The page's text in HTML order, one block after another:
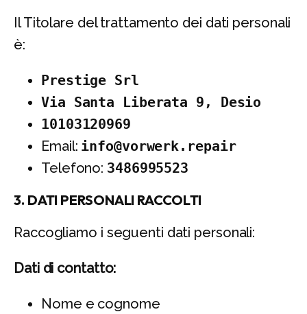
Il Titolare del trattamento dei dati personali
è:
Prestige Srl
Via Santa Liberata 9, Desio
10103120969
Email: info@vorwerk.repair
Telefono: 3486995523
3. DATI PERSONALI RACCOLTI
Raccogliamo i seguenti dati personali:
Dati di contatto:
Nome e cognome